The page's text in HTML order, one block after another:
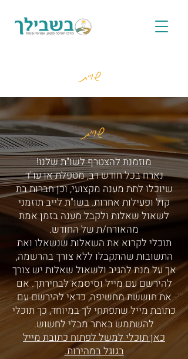
שו"ת
שו"ת
מוזמנת להצטרף לשו"ת שלנו!
נארח בכל חודש רב, מטפלת או עו"ד
שיוכלו לתת מענה מקצועי, וכן חברות בת
קול ופעילות אחרות. בשו"ת לייב תוזמני
לשאול שאלות ולקבל מענה בזמן אמת
מהאורח/ת של החודש.
תוכלי לקרוא את השאלות שנשאלו ואת
התשובות שהתקבלו ללא צורך בהרשמה,
אך על מנת להגיב ולשאול שאלות יש צורך
להירשם עם מייל וסיסמא לבחירתך. אם
את חוששת מחשיפה, כדאי להירשם עם
כתובת מייל שתפתחי לך במיוחד, כך תוכלי
להשתמש באתר מבלי לחשוש.
כאן תוכלי למשל לפתוח כתובת מייל
בגוגל במהירות.